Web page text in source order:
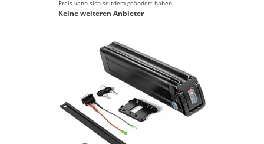
Preis kann sich seitdem geändert haben.
Keine weiteren Anbieter